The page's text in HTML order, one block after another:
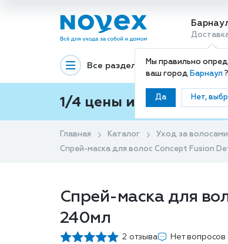
Мы правильно
ваш город Барнаул?
Да Нет,
Все разделы Декоративная
1/4 цены и покупки
Главная Каталог Уход за волосами
Спрей-маска для волос Concept Fusion
Спрей-маска для
240мл
2 отзыва Нет вопросов